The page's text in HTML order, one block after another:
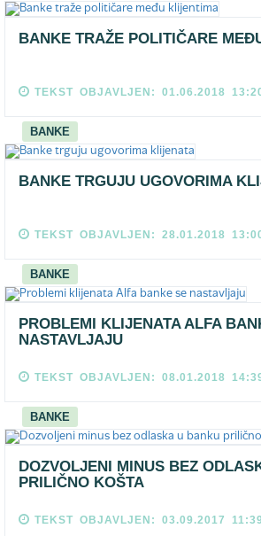
BANKE TRAŽE POLITIČARE
TEKST OBJAVLJEN: 01.06.2018
BANKE
BANKE TRGUJU UGOVORIMA
TEKST OBJAVLJEN: 28.01.2018
BANKE
PROBLEMI KLIJENATA ALFA
NASTAVLJAJU
TEKST OBJAVLJEN: 08.01.2018
BANKE
DOZVOLJENI MINUS BEZ
PRILIČNO KOŠTA
TEKST OBJAVLJEN: 03.09.2017